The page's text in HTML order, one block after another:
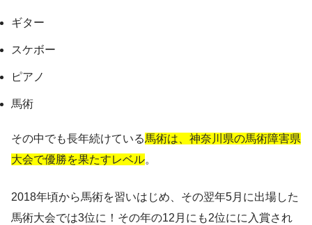
ギター
スケボー
ピアノ
馬術
その中でも長年続けている馬術は、神奈川県の馬術障害県
大会で優勝を果たすレベル。
2018年頃から馬術を習いはじめ、その翌年5月に出場した
馬術大会では3位に！その年の12月にも2位にに入賞され